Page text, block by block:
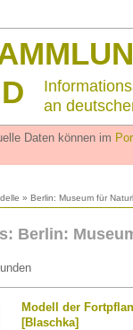
an
Daten können im
» Berlin: Museum für
Berlin:
Modell der
[Blaschka]